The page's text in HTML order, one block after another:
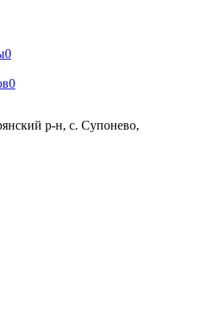
0
0
р-н, с. Супонево,